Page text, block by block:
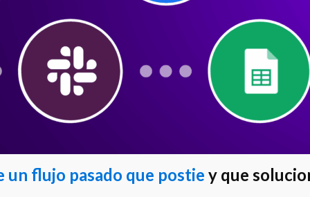
un flujo pasado que postie y que